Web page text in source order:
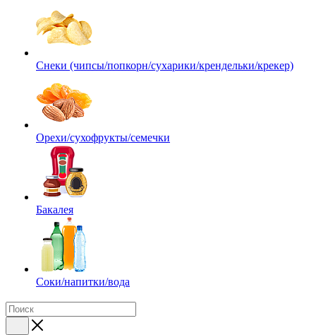
Снеки (чипсы/попкорн/сухарики/крендельки/крекер)
Орехи/сухофрукты/семечки
Бакалея
Соки/напитки/вода